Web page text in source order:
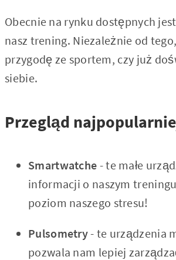
Obecnie na rynku dostępnych
nasz trening. Niezależnie od
przygodę ze sportem, czy już
siebie.
Przegląd
Smartwatche - te małe
informacji o naszym
poziom naszego stresu!
Pulsometry- te urządzenia
pozwala nam lepiej